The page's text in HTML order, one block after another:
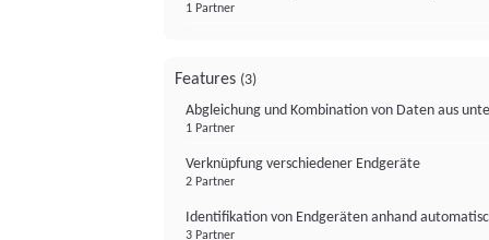
1 Partner
Features (3)
Abgleichung und Kombination von Daten aus
1 Partner
Verknüpfung verschiedener Endgeräte
2 Partner
Identifikation von Endgeräten anhand
3 Partner